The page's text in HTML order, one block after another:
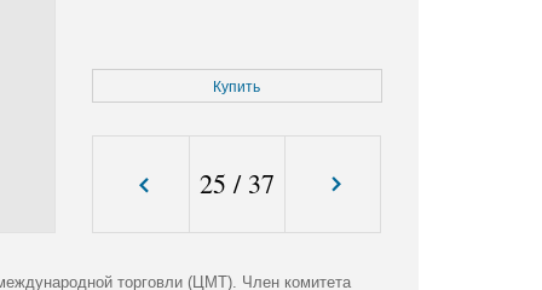
Купить
25 / 37
торговли (ЦМТ). Член комитета